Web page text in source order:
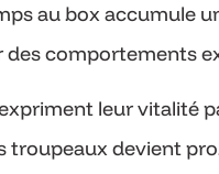
au box accumule
comportements
leur vitalité
devient